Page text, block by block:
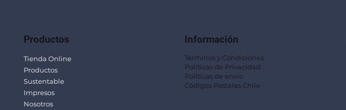
Productos
Tienda Online
Productos
Sustentable
Impresos
Nosotros
Información
Terminos y Condiciones
Políticas de Privacidad
Políticas de envío
Códigos Postales Chile